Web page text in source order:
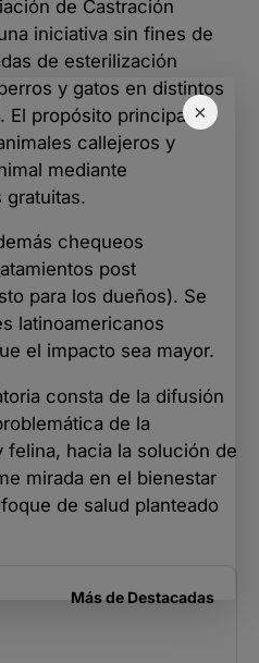
×
de Castración
iniciativa sin fines de
de esterilización
y gatos en distintos
El propósito principal es
callejeros y
mediante
gratuitas.
chequeos
post
para los dueños). Se
latinoamericanos
el impacto sea mayor.
consta de la difusión
de la
felina, hacia la solución de
mirada en el bienestar
de salud planteado
Más deDestacadas